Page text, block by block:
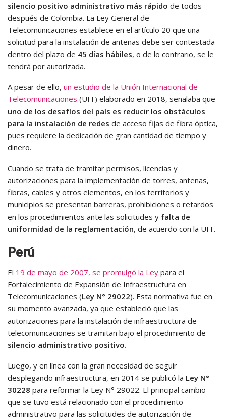
silencio positivo administrativo más rápido de todos
después de Colombia. La Ley General de
Telecomunicaciones establece en el artículo 20 que una
solicitud para la instalación de antenas debe ser contestada
dentro del plazo de 45 días hábiles, o de lo contrario, se le
tendrá por autorizada.
A pesar de ello, un estudio de la Unión Internacional de
Telecomunicaciones (UIT) elaborado en 2018, señalaba que
uno de los desafíos del país es reducir los obstáculos
para la instalación de redes de acceso fijas de fibra óptica,
pues requiere la dedicación de gran cantidad de tiempo y
dinero.
Cuando se trata de tramitar permisos, licencias y
autorizaciones para la implementación de torres, antenas,
fibras, cables y otros elementos, en los territorios y
municipios se presentan barreras, prohibiciones o retardos
en los procedimientos ante las solicitudes y falta de
uniformidad de la reglamentación, de acuerdo con la UIT.
Perú
El 19 de mayo de 2007, se promulgó la Ley para el
Fortalecimiento de Expansión de Infraestructura en
Telecomunicaciones (Ley N° 29022). Esta normativa fue en
su momento avanzada, ya que estableció que las
autorizaciones para la instalación de infraestructura de
telecomunicaciones se tramitan bajo el procedimiento de
silencio administrativo positivo.
Luego, y en línea con la gran necesidad de seguir
desplegando infraestructura, en 2014 se publicó la Ley N°
30228 para reformar la Ley N° 29022. El principal cambio
que se tuvo está relacionado con el procedimiento
administrativo para las solicitudes de autorización de